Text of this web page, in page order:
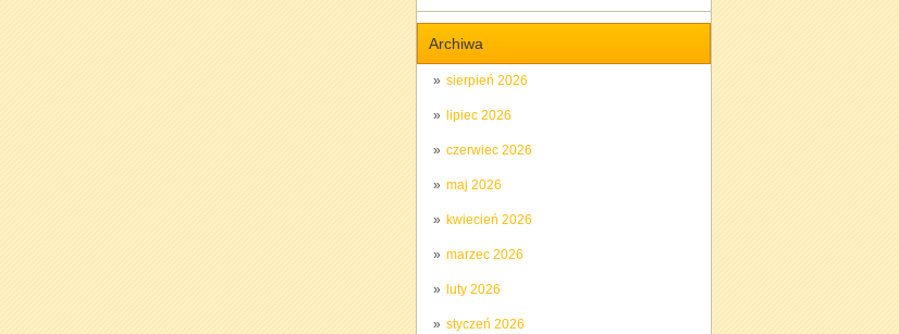
Archiwa
sierpień 2026
lipiec 2026
czerwiec 2026
maj 2026
kwiecień 2026
marzec 2026
luty 2026
styczeń 2026